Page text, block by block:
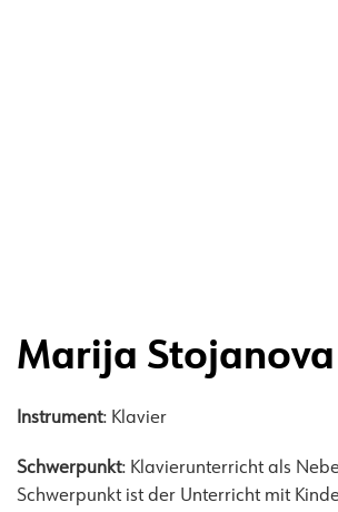
Marija Stojanova
Instrument: Klavier
Schwerpunkt: Klavierunterricht als
Schwerpunkt ist der Unterricht mit